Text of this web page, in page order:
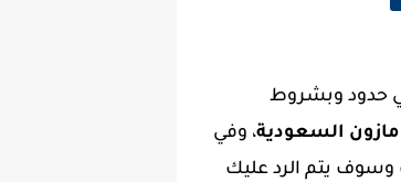
حدود وبشروط
السعودية، وفي
وسوف يتم الرد عليك